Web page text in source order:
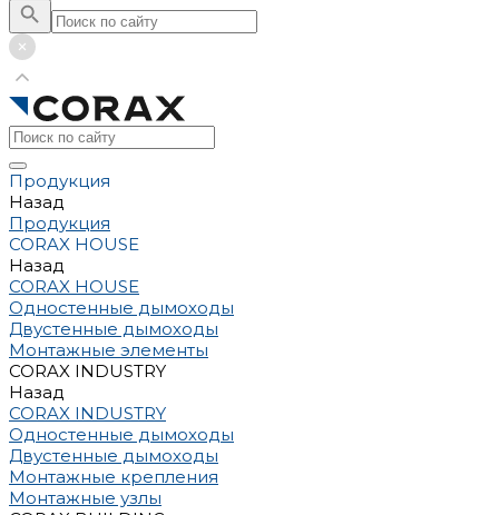
Продукция
Назад
Продукция
CORAX HOUSE
Назад
CORAX HOUSE
Одностенные дымоходы
Двустенные дымоходы
Монтажные элементы
CORAX INDUSTRY
Назад
CORAX INDUSTRY
Одностенные дымоходы
Двустенные дымоходы
Монтажные крепления
Монтажные узлы